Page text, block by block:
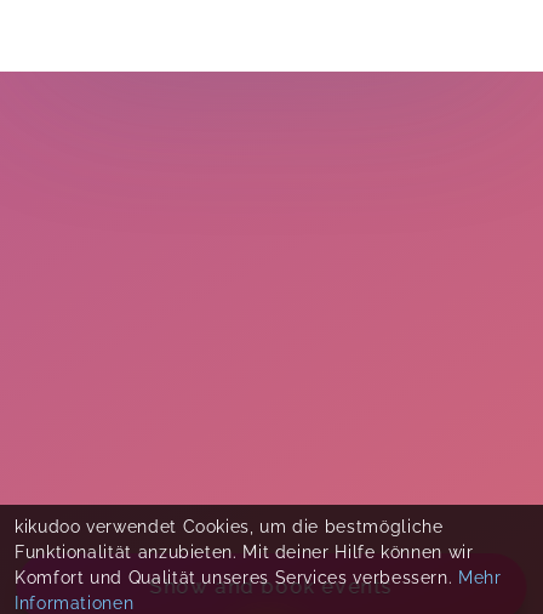
Show and book events
kikudoo verwendet Cookies, um die bestmögliche
Funktionalität anzubieten. Mit deiner Hilfe können wir
Komfort und Qualität unseres Services verbessern. Mehr
Informationen